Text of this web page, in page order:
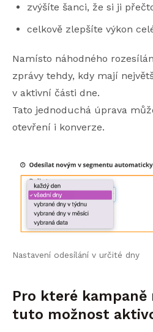
zvýšíte šanci, že si ji
celkově zlepšíte výkon
Namísto náhodného
zprávy tehdy, kdy mají
v aktivní části dne.
Tato jednoduchá úprava
otevření i konverze.
Nastavení odesílání v určité dny
Pro které kampaně
tuto možnost